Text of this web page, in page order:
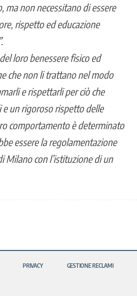
non necessitano di essere
rispetto ed educazione
loro benessere fisico ed
che non li trattano nel modo
e rispettarli per ciò che
un rigoroso rispetto delle
comportamento è determinato
essere la regolamentazione
Milano con l’istituzione di un
PRIVACY GESTIONE RECLAMI